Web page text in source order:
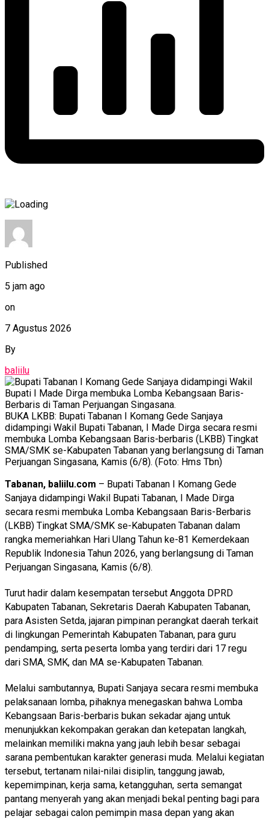
Published
5 jam ago
on
7 Agustus 2026
By
baliilu
BUKA LKBB: Bupati Tabanan I Komang Gede Sanjaya
didampingi Wakil Bupati Tabanan, I Made Dirga secara resmi
membuka Lomba Kebangsaan Baris-berbaris (LKBB) Tingkat
SMA/SMK se-Kabupaten Tabanan yang berlangsung di Taman
Perjuangan Singasana, Kamis (6/8). (Foto: Hms Tbn)
Tabanan, baliilu.com – Bupati Tabanan I Komang Gede
Sanjaya didampingi Wakil Bupati Tabanan, I Made Dirga
secara resmi membuka Lomba Kebangsaan Baris-Berbaris
(LKBB) Tingkat SMA/SMK se-Kabupaten Tabanan dalam
rangka memeriahkan Hari Ulang Tahun ke-81 Kemerdekaan
Republik Indonesia Tahun 2026, yang berlangsung di Taman
Perjuangan Singasana, Kamis (6/8).
Turut hadir dalam kesempatan tersebut Anggota DPRD
Kabupaten Tabanan, Sekretaris Daerah Kabupaten Tabanan,
para Asisten Setda, jajaran pimpinan perangkat daerah terkait
di lingkungan Pemerintah Kabupaten Tabanan, para guru
pendamping, serta peserta lomba yang terdiri dari 17 regu
dari SMA, SMK, dan MA se-Kabupaten Tabanan.
Melalui sambutannya, Bupati Sanjaya secara resmi membuka
pelaksanaan lomba, pihaknya menegaskan bahwa Lomba
Kebangsaan Baris-berbaris bukan sekadar ajang untuk
menunjukkan kekompakan gerakan dan ketepatan langkah,
melainkan memiliki makna yang jauh lebih besar sebagai
sarana pembentukan karakter generasi muda. Melalui kegiatan
tersebut, tertanam nilai-nilai disiplin, tanggung jawab,
kepemimpinan, kerja sama, ketangguhan, serta semangat
pantang menyerah yang akan menjadi bekal penting bagi para
pelajar sebagai calon pemimpin masa depan yang akan